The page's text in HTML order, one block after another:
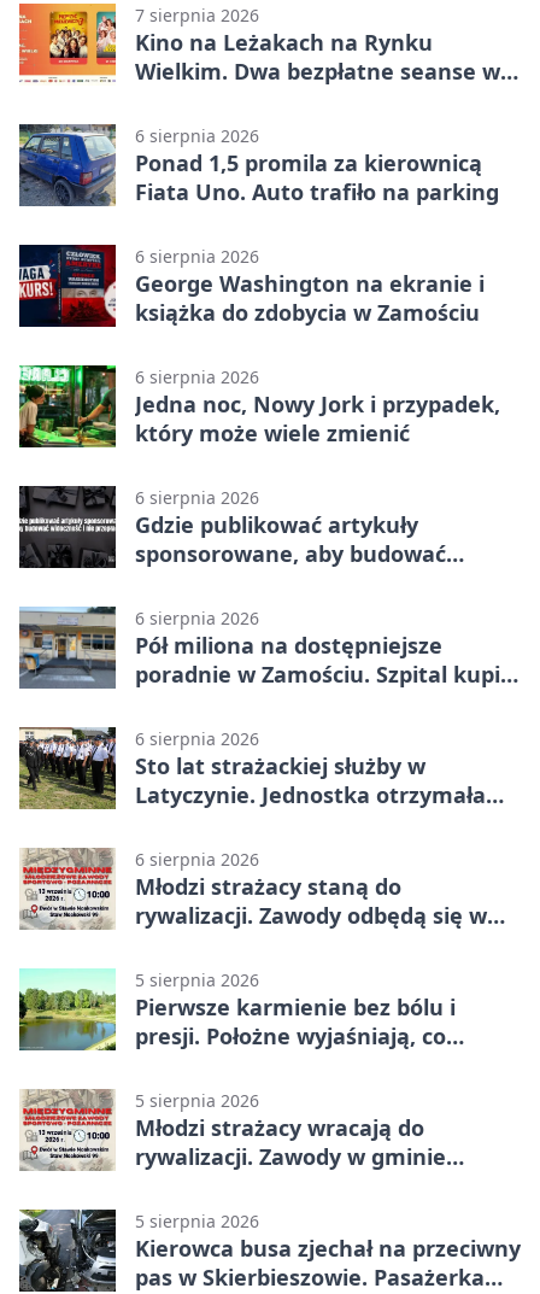
7 sierpnia 2026
Kino na Leżakach na Rynku
Wielkim. Dwa bezpłatne seanse w
6 sierpnia 2026
Ponad 1,5 promila za kierownicą
Fiata Uno. Auto trafiło na parking
6 sierpnia 2026
George Washington na ekranie i
książka do zdobycia w Zamościu
6 sierpnia 2026
Jedna noc, Nowy Jork i przypadek,
który może wiele zmienić
6 sierpnia 2026
Gdzie publikować artykuły
sponsorowane, aby budować
6 sierpnia 2026
Pół miliona na dostępniejsze
poradnie w Zamościu. Szpital kupi
6 sierpnia 2026
Sto lat strażackiej służby w
Latyczynie. Jednostka otrzymała
6 sierpnia 2026
Młodzi strażacy staną do
rywalizacji. Zawody odbędą się w
5 sierpnia 2026
Pierwsze karmienie bez bólu i
presji. Położne wyjaśniają, co
5 sierpnia 2026
Młodzi strażacy wracają do
rywalizacji. Zawody w gminie
5 sierpnia 2026
Kierowca busa zjechał na przeciwny
pas w Skierbieszowie. Pasażerka